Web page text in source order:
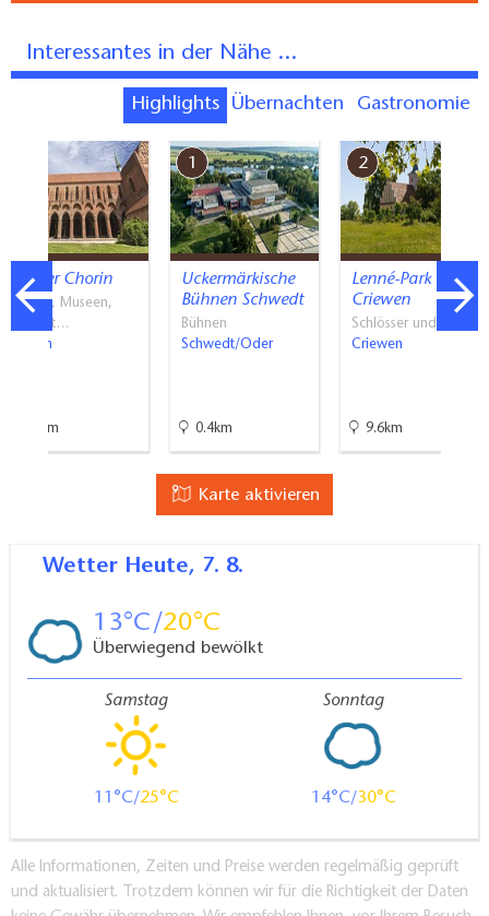
Interessantes in der Nähe ...
Highlights Übernachten Gastronomie
Kloster Chorin
Klöster, Museen,
Freizeit…
Chorin
49km
1
Uckermärkische
Bühnen Schwedt
Bühnen
Schwedt/Oder
0.4km
2
Lenné-Park
Criewen
Schlösser und Parks
Criewen
9.6km
Karte aktivieren
Wetter Heute, 7. 8.
13 20
Überwiegend bewölkt
Samstag
11 25
Sonntag
14 30
Alle Informationen, Zeiten und Preise werden regelmäßig geprüft
und aktualisiert. Trotzdem können wir für die Richtigkeit der Daten